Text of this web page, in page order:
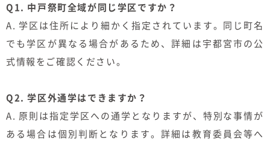
Q1. 中戸祭町全域が同じ学区ですか？
A. 学区は住所により細かく指定されています。同じ町名
でも学区が異なる場合があるため、詳細は宇都宮市の公
式情報をご確認ください。
Q2. 学区外通学はできますか？
A. 原則は指定学区への通学となりますが、特別な事情が
ある場合は個別判断となります。詳細は教育委員会等へ